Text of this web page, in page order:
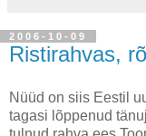
2006-10-09
Ristirahvas,
Nüüd on siis Eestil
tagasi lõppenud